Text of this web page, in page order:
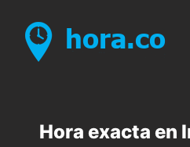
Hora exacta en